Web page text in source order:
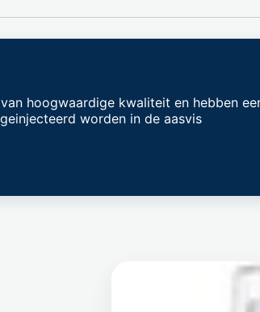
hoogwaardige kwaliteit en hebben
worden in de aasvis